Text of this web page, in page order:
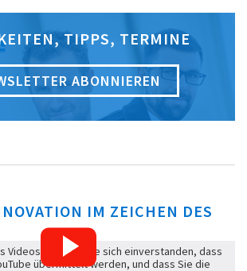
TIPPS, TERMINE
ABONNIEREN
IM ZEICHEN DES
Videos erklären Sie sich einverstanden, dass
übermittelt werden, und dass Sie die